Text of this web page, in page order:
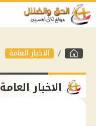
الاخبار العامة
الاخبار العامة